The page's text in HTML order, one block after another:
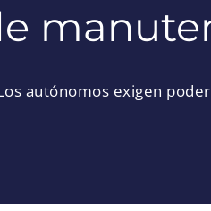
autónomos exigen